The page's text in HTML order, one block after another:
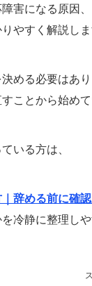
害になる原因
やすく解説しま
める必要はあ
ことから始めて
いる方は、
辞める前に確
冷静に整理しや